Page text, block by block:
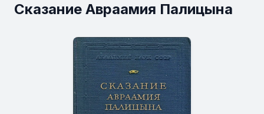
Сказание Авраамия Палицына